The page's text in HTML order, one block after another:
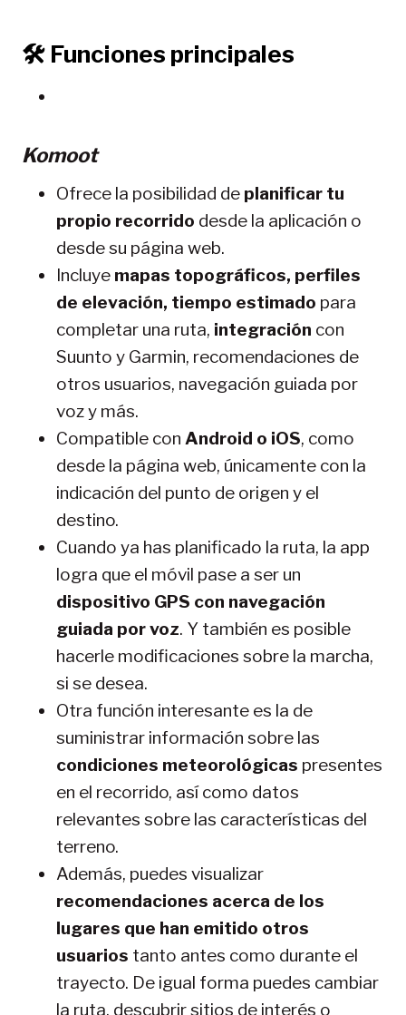
🛠️ Funciones principales
Komoot
Ofrece la posibilidad de planificar tu
propio recorrido desde la aplicación o
desde su página web.
Incluye mapas topográficos, perfiles
de elevación, tiempo estimado para
completar una ruta, integración con
Suunto y Garmin, recomendaciones de
otros usuarios, navegación guiada por
voz y más.
Compatible con Android o iOS, como
desde la página web, únicamente con la
indicación del punto de origen y el
destino.
Cuando ya has planificado la ruta, la app
logra que el móvil pase a ser un
dispositivo GPS con navegación
guiada por voz. Y también es posible
hacerle modificaciones sobre la marcha,
si se desea.
Otra función interesante es la de
suministrar información sobre las
condiciones meteorológicas presentes
en el recorrido, así como datos
relevantes sobre las características del
terreno.
Además, puedes visualizar
recomendaciones acerca de los
lugares que han emitido otros
usuarios tanto antes como durante el
trayecto. De igual forma puedes cambiar
la ruta, descubrir sitios de interés o